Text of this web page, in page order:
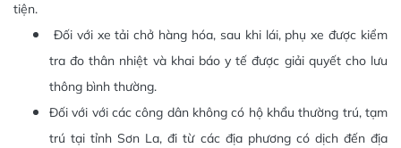
tiện.
Đối với xe tải chở hàng hóa, sau khi lái, phụ xe được kiểm
tra đo thân nhiệt và khai báo y tế được giải quyết cho lưu
thông bình thường.
Đối với với các công dân không có hộ khẩu thường trú, tạm
trú tại tỉnh Sơn La, đi từ các địa phương có dịch đến địa